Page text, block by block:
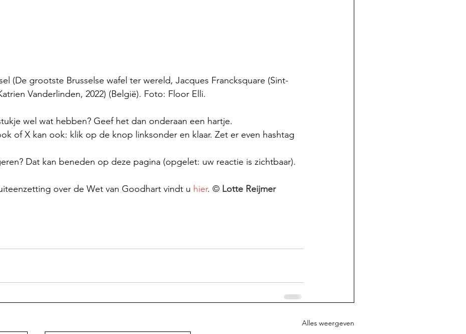
(De grootste Brusselse wafel ter wereld, Jacques Francksquare (Sint-
Vanderlinden, 2022) (België). Foto: Floor Elli.
wel wat hebben? Geef het dan onderaan een hartje.
of X kan ook: klik op de knop linksonder en klaar. Zet er even hashtag
Dat kan beneden op deze pagina (opgelet: uw reactie is zichtbaar).
over de Wet van Goodhart vindt u hier. © Lotte Reijmer
Alles weergeven